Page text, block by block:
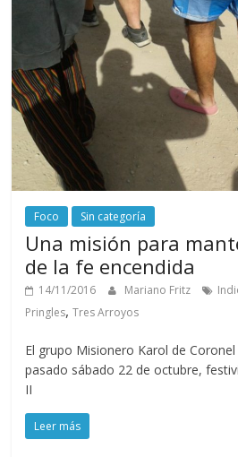
Foco Sin categoría
Una misión para
de la fe encendida
14/11/2016 Mariano Fritz
Pringles,Tres Arroyos
El grupo Misionero Karol de
pasado sábado 22 de octubre,
II
Leer más